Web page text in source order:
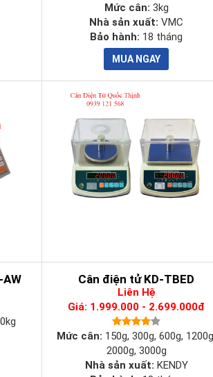
xác trong vòng một giây và hầu như loại bỏ
không phải thiết bị cân.
trường hiện nay, chắc chắn đáp ứng nhu
Mức cân: 3kg
Nhà sản xuất:VMC
Bảo hành: 18 tháng
Cân điện tử KD-TBED
Liên Hệ
Giá: 1.999.000 - 2.699.000đ
Mức cân: 150g, 300g, 600g,
2000g, 3000g
Nhà sản xuất: KENDY